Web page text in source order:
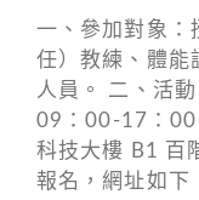
一、參加對象：
任）教練、體能
人員。 二、活
09：00-17：00
科技大樓 B1 百
報名，網址如下